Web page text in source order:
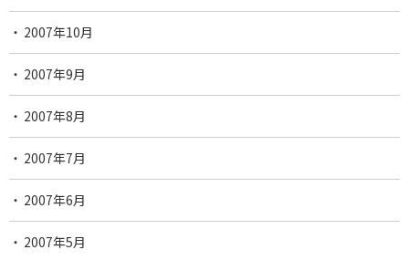
2007年10月
2007年9月
2007年8月
2007年7月
2007年6月
2007年5月